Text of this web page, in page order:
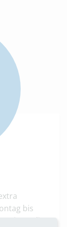
bis
Die Hotline